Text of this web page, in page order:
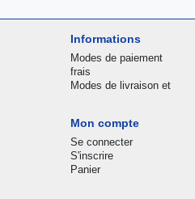
Informations
Modes de paiement
frais
Modes de livraison et
Mon compte
Se connecter
S'inscrire
Panier